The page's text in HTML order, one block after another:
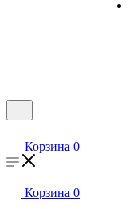
Корзина 0
Корзина 0